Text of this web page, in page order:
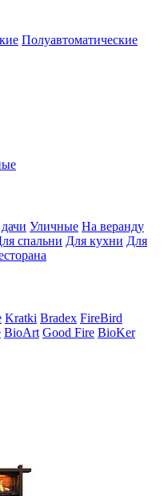
Полуавтоматические
Уличные На веранду
спальни Для кухни Для
Kratki Bradex FireBird
BioArt Good Fire BioKer